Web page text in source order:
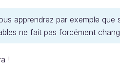
apprendrez par exemple que
ne fait pas forcément
!